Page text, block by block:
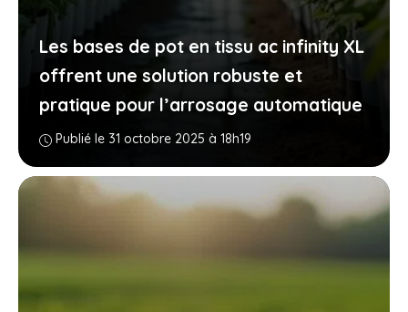
Les bases de pot en tissu ac infinity XL
offrent une solution robuste et
pratique pour l’arrosage automatique
Publié le 31 octobre 2025 à 18h19